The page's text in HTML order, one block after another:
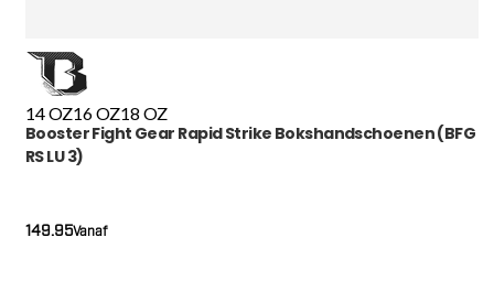
14 OZ16 OZ18 OZ
Booster Fight Gear Rapid Strike Bokshandschoenen (BFG
RS LU 3)
Vanaf
149.95